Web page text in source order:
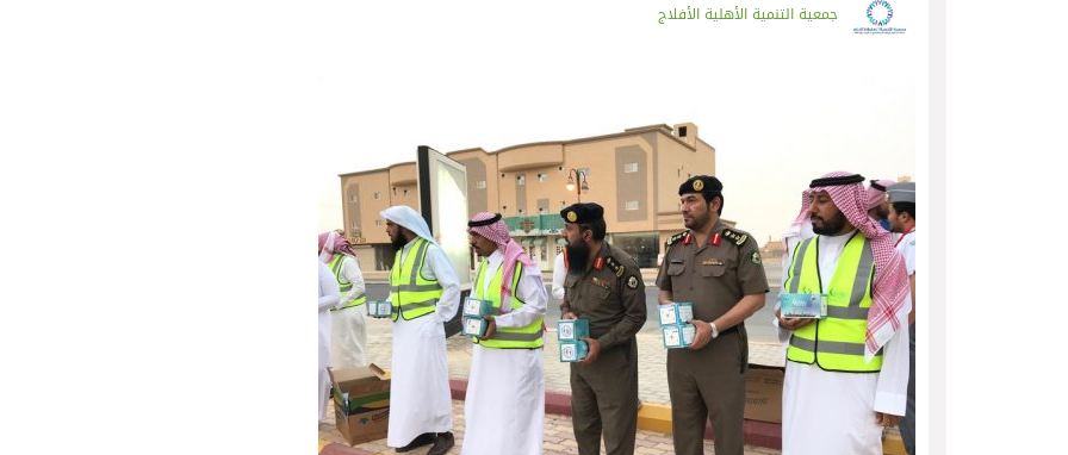
جمعية التنمية الأهلية الأفلاج